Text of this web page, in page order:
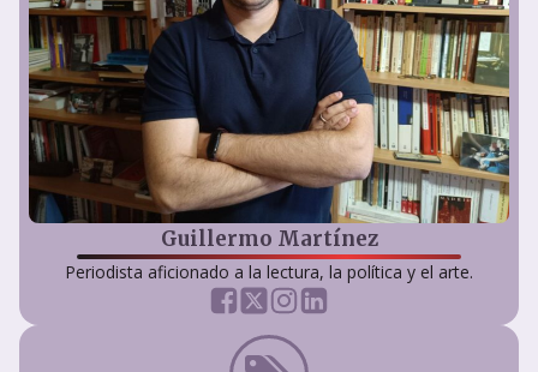
Guillermo Martínez
Periodista aficionado a la lectura, la política y el arte.